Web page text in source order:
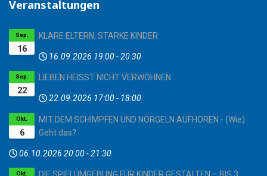
Veranstaltungen
16
Sep. KLARE ELTERN, STARKE KINDER
16.09.2026 19:00-20:30
22
Sep. LIEBEN HEISST NICHT VERWÖHNEN
22.09.2026 17:00- 18:00
6
Okt.
MIT DEM SCHIMPFEN UND NÖRGELN AUFHÖREN - (Wie)
Geht das?
06.10.2026 20:00-21:30
Okt.